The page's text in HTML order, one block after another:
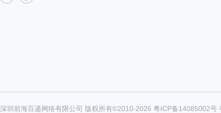
深圳前海百递网络有限公司 版权所有©2010-2026 粤ICP备14085002号